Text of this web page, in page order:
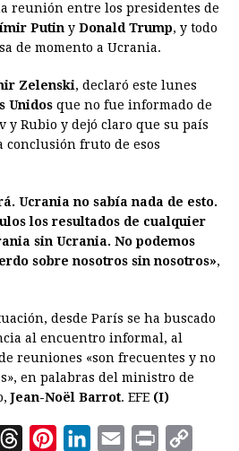
reunión entre los presidentes de
Putin y Donald Trump, y todo
de momento a Ucrania.
Zelenski, declaró este lunes
Unidos que no fue informado de
Rubio y dejó claro que su país
fruto de esos
Ucrania no sabía nada de esto.
los resultados de cualquier
sin Ucrania. No podemos
sobre nosotros sin nosotros»,
desde París se ha buscado
al encuentro informal, al
reuniones «son frecuentes y no
en palabras del ministro de
Jean-Noël Barrot. EFE (I)